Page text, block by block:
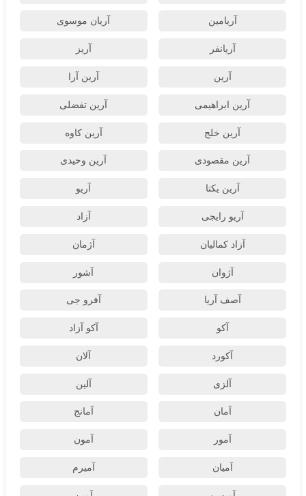
آریامین آریان موسوی
آریانفر آریز
آرین آرین آرا
آرین ابراهیمی آرین تفضلی
آرین خلج آرین کاوه
آرین مقصودی آرین وحیدی
آرین یکتا آریو
آریو رایجی آزاد
آزاد کمالیان آژمان
آژوان آشور
آصف آریا آفرو جی
آکو آکو آزاد
آکورد آلان
آلزی آلین
آمان آمانج
آمور آمون
آمیان آمیرم